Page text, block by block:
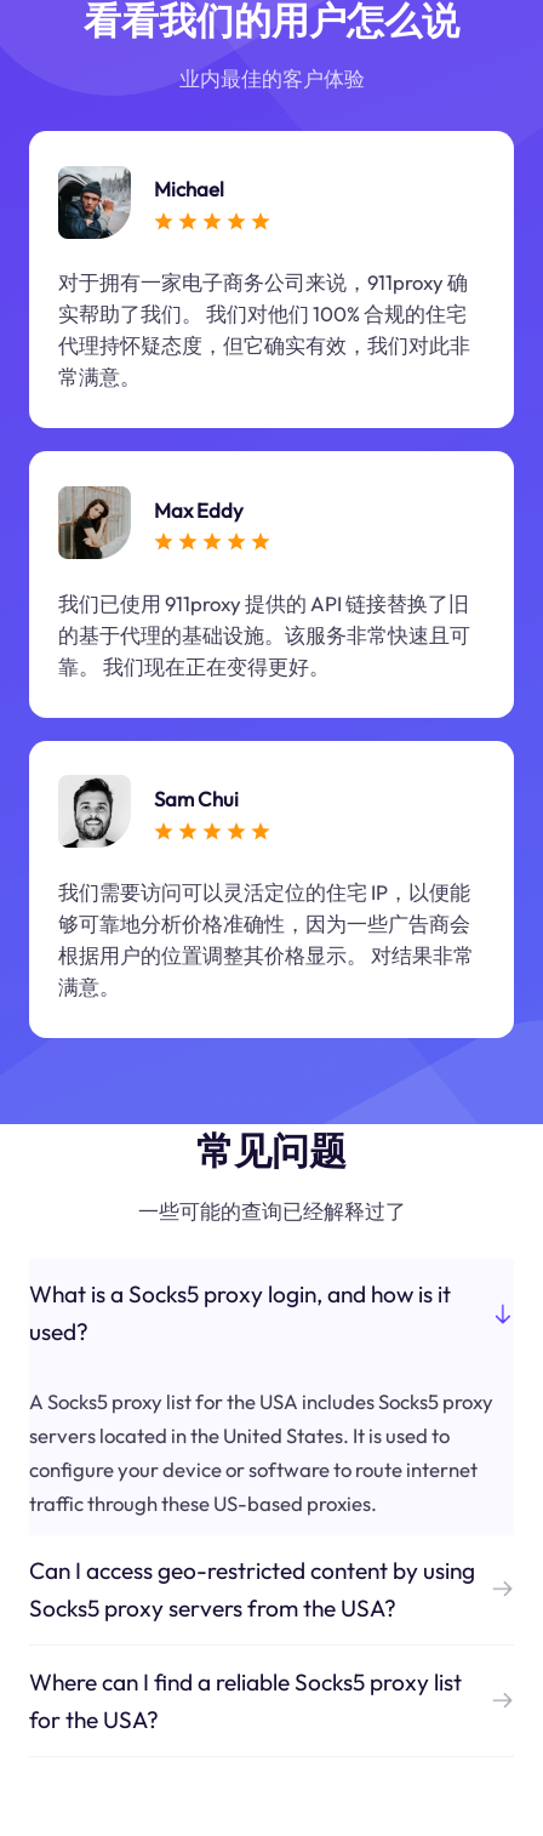
看看我们的用户怎么说
业内最佳的客户体验
Michael
对于拥有一家电子商务公司来说，911proxy 确
实帮助了我们。 我们对他们 100% 合规的住宅
代理持怀疑态度，但它确实有效，我们对此非
常满意。
Max Eddy
我们已使用 911proxy 提供的 API 链接替换了旧
的基于代理的基础设施。该服务非常快速且可
靠。 我们现在正在变得更好。
Sam Chui
我们需要访问可以灵活定位的住宅 IP，以便能
够可靠地分析价格准确性，因为一些广告商会
根据用户的位置调整其价格显示。 对结果非常
满意。
常见问题
一些可能的查询已经解释过了
What is a Socks5 proxy login, and how is it
used?
A Socks5 proxy list for the USA includes Socks5 proxy
servers located in the United States. It is used to
configure your device or software to route internet
traffic through these US-based proxies.
Can I access geo-restricted content by using
Socks5 proxy servers from the USA?
Where can I find a reliable Socks5 proxy list
for the USA?